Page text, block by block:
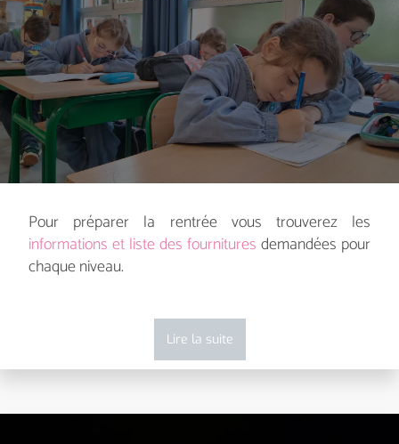
Pour préparer la rentrée vous trouverez les
informations et liste des fournitures demandées pour
chaque niveau.
Lire la suite